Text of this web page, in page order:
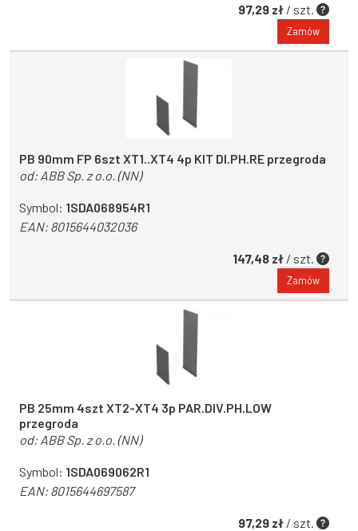
97,29 zł / szt.
Zamów
PB 90mm FP 6szt XT1..XT4 4p KIT DI.PH.RE przegroda
od: ABB Sp. z o.o. (NN)
Symbol: 1SDA068954R1
EAN:8015644032036
147,48 zł / szt.
Zamów
PB 25mm 4szt XT2-XT4 3p PAR.DIV.PH.LOW
przegroda
od: ABB Sp. z o.o. (NN)
Symbol: 1SDA069062R1
EAN:8015644697587
97,29 zł / szt.